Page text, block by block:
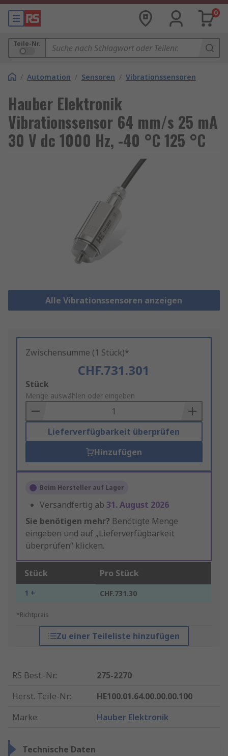
0
Teile-Nr.
/ Automation / Sensoren / Vibrationssensoren
Hauber Elektronik
Vibrationssensor 64 mm/s 25 mA
30 V dc 1000 Hz, -40 °C 125 °C
Alle Vibrationssensoren anzeigen
Zwischensumme (1 Stück)*
CHF.731.301
Add
to
Basket
Stück
Menge auswählen oder eingeben
Lieferverfügbarkeit überprüfen
Hinzufügen
Beim Hersteller auf Lager
Versandfertig ab 31. August 2026
Sie benötigen mehr? Benötigte Menge
eingeben und auf „Lieferverfügbarkeit
überprüfen“ klicken.
Stück Pro Stück
1 + CHF.731.30
*Richtpreis
Zu einer Teileliste hinzufügen
RS Best.-Nr.:
275-2270
Herst. Teile-Nr.:
HE100.01.64.00.00.00.100
Marke: Hauber Elektronik
Technische Daten